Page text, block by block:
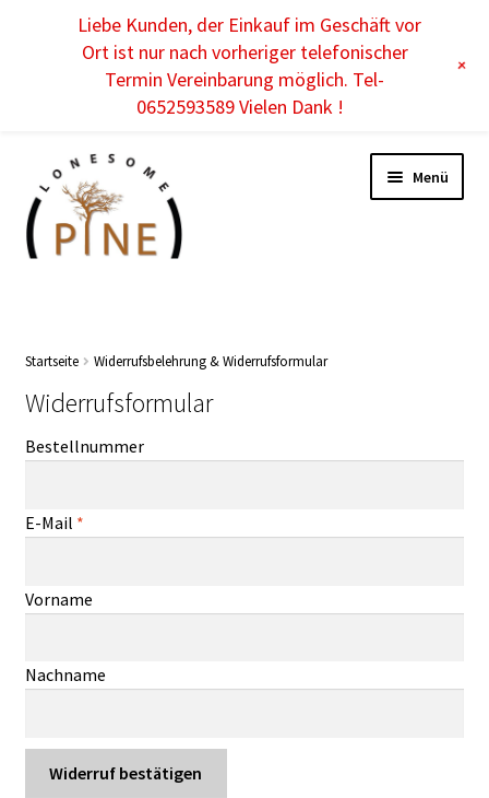
Menü
KINDER
ACCESSOIRES
THEMENWELTEN
öffnen
Startseite Widerrufsbelehrung & Widerrufsformular
Widerrufsformular
Bestellnummer
E-Mail *
E
a
Vorname
Nachname
Widerruf bestätigen
Liebe Kunden, der Einkauf im Geschäft vor
Ort ist nur nach vorheriger telefonischer
Termin Vereinbarung möglich. Tel-
0652593589 Vielen Dank !
+
DE